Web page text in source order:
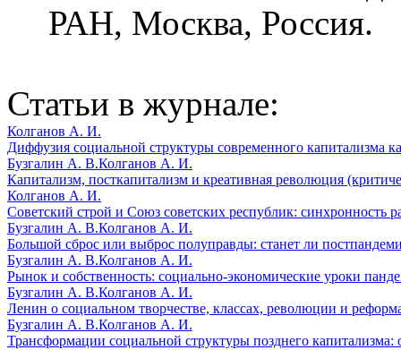
РАН, Москва, Россия.
Статьи в журнале:
Колганов А. И.
Диффузия социальной структуры современного капитализма
Бузгалин А. В.Колганов А. И.
Капитализм, посткапитализм и креативная революция
Колганов А. И.
Советский строй и Союз советских республик: синхронность
Бузгалин А. В.Колганов А. И.
Большой сброс или выброс полуправды: станет ли
Бузгалин А. В.Колганов А. И.
Рынок и собственность: социально-экономические уроки
Бузгалин А. В.Колганов А. И.
Ленин о социальном творчестве, классах, революции и
Бузгалин А. В.Колганов А. И.
Трансформации социальной структуры позднего